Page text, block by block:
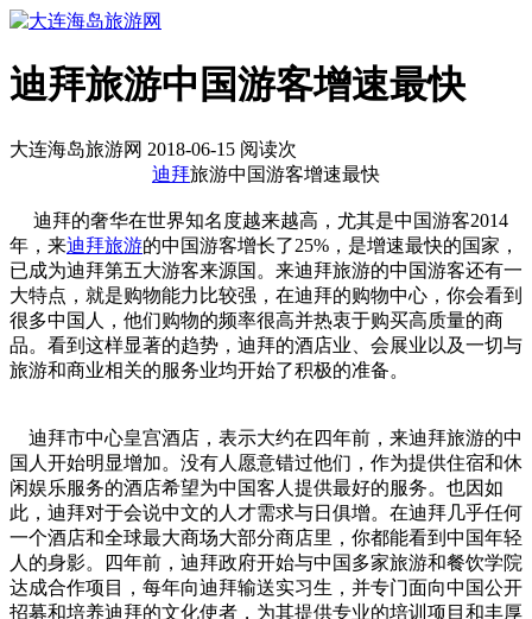
迪拜旅游中国游客增速最快
大连海岛旅游网 2018-06-15 阅读次
迪拜旅游中国游客增速最快
迪拜的奢华在世界知名度越来越高，尤其是中国游客2014
年，来迪拜旅游的中国游客增长了25%，是增速最快的国家，
已成为迪拜第五大游客来源国。来迪拜旅游的中国游客还有一
大特点，就是购物能力比较强，在迪拜的购物中心，你会看到
很多中国人，他们购物的频率很高并热衷于购买高质量的商
品。看到这样显著的趋势，迪拜的酒店业、会展业以及一切与
旅游和商业相关的服务业均开始了积极的准备。
迪拜市中心皇宫酒店，表示大约在四年前，来迪拜旅游的中
国人开始明显增加。没有人愿意错过他们，作为提供住宿和休
闲娱乐服务的酒店希望为中国客人提供最好的服务。也因如
此，迪拜对于会说中文的人才需求与日俱增。在迪拜几乎任何
一个酒店和全球最大商场大部分商店里，你都能看到中国年轻
人的身影。四年前，迪拜政府开始与中国多家旅游和餐饮学院
达成合作项目，每年向迪拜输送实习生，并专门面向中国公开
招募和培养迪拜的文化使者，为其提供专业的培训项目和丰厚